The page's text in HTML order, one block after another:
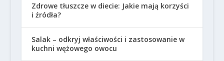
Zdrowe tłuszcze w diecie: Jakie mają korzyści
i źródła?
Salak – odkryj właściwości i zastosowanie w
kuchni wężowego owocu